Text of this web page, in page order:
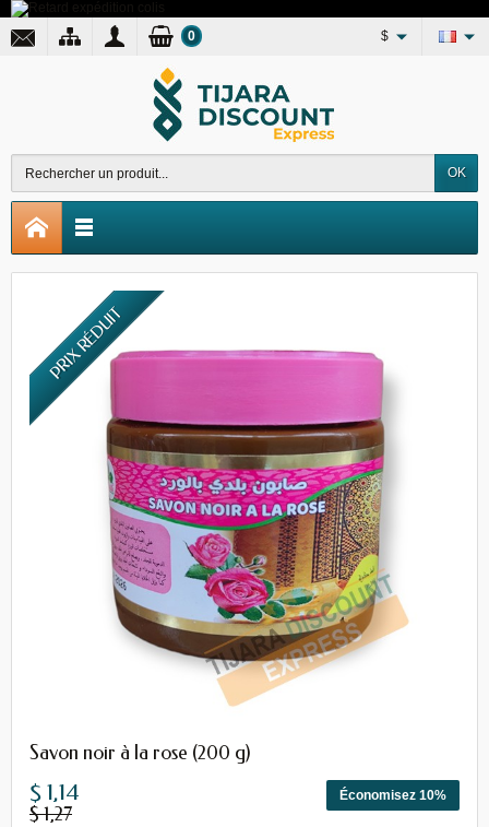
$
OK
0
PRIX RÉDUIT
Savon noir à la rose (200 g)
Économisez 10%
$ 1,14
$ 1,27